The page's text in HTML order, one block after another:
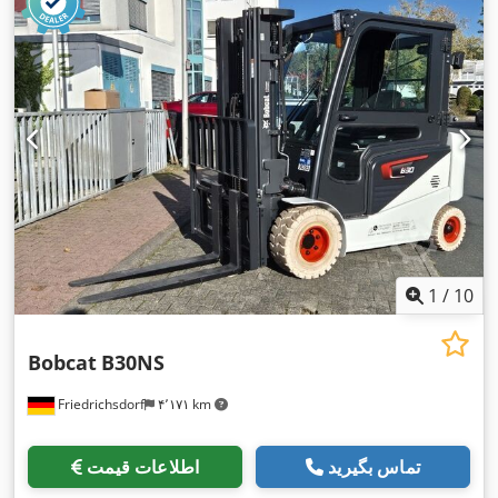
Elektro
, عرض ساخت:,
1 / 10
Friedrichsdorf ۴٬۱۷۱ km
Bobcat B30NS
اطلاعات قیمت تماس بگیرید